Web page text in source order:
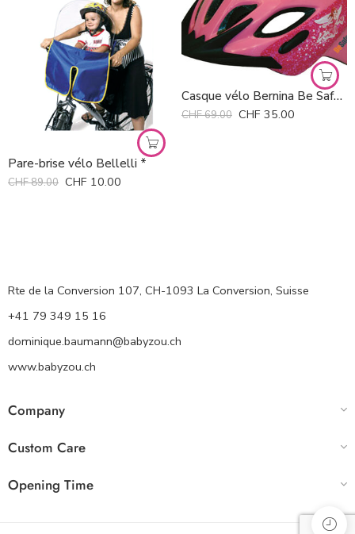
Pare-brise vélo Bellelli *
CHF89.00 CHF 10.00
Casque vélo Bernina Be Safe *
CHF69.00 CHF 35.00
Rte de la Conversion 107, CH-1093 La Conversion, Suisse
+41 79 349 15 16
dominique.baumann@babyzou.ch
www.babyzou.ch
Company
Custom Care
Opening Time